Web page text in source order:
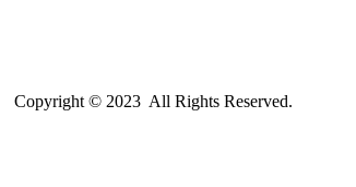
Copyright © 2023 All Rights Reserved.